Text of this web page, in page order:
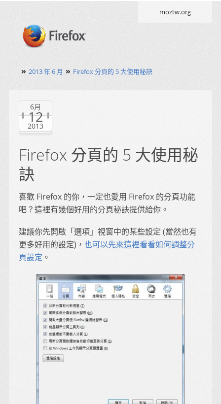
moztw.org
» 2013 年 6 月 » Firefox 分頁的 5 大使用秘訣
6月
12
2013
Firefox 分頁的 5 大使用秘
訣
喜歡 Firefox 的你，一定也愛用 Firefox 的分頁功能
吧？這裡有幾個好用的分頁秘訣提供給你。
建議你先開啟「選項」視窗中的某些設定 (當然也有
更多好用的設定)， 也可以先來這裡看看如何調整分
頁設定 。